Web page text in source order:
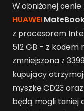
W obniżonej
HUAWEI
z procesorem
512 GB – z
zmniejszona z
kupujący
myszkę CD23
będą mogli taniej